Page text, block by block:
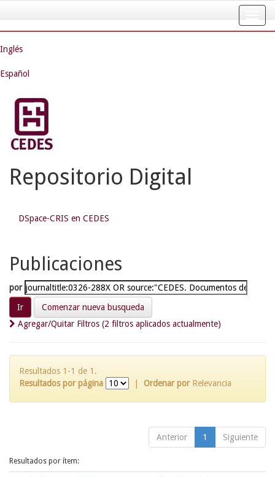
navigation
Inglés
Español
Repositorio Digital
DSpace-CRIS en CEDES
Publicaciones
por
Comenzar nueva busqueda
Agregar/Quitar Filtros (2 filtros aplicados actualmente)
Resultados 1-1 de 1.
Resultados por página
Ordenar por Relevancia
Anterior 1 Siguiente
Resultados por ítem: